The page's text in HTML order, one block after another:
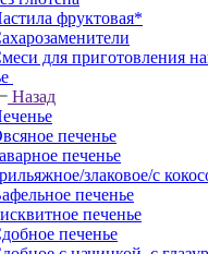
фруктовая*
для приготовления
Назад
печенье
печенье
злаковое/с
печенье
печенье
печенье